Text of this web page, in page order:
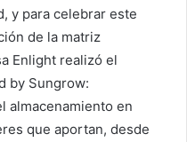
y para celebrar este
de la matriz
Enlight realizó el
by Sungrow:
almacenamiento en
que aportan, desde